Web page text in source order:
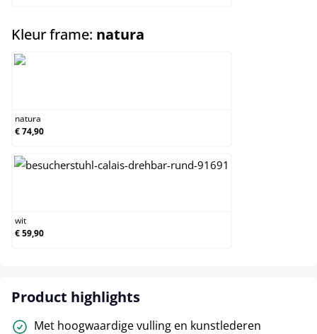
Kleur frame: natura
natura
€ 74,90
wit
€ 59,90
Product highlights
Met hoogwaardige vulling en kunstlederen